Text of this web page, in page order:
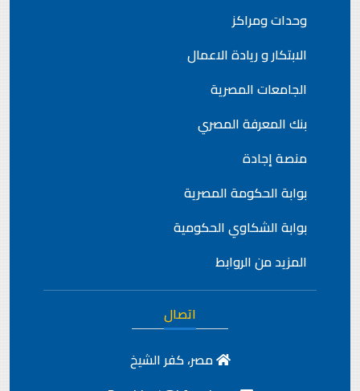
وحدات ومراكز
الابتكار و ريادة الاعمال
الجامعات المصرية
بنك المعرفة المصري
منصة إجادة
بوابة الحكومة المصرية
بوابة الشكاوي الحكومية
المزيد من الروابط
اتصال
مصر، كفر الشيخ